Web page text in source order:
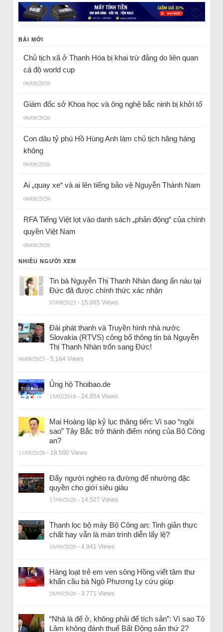
BÀI MỚI
Chủ tịch xã ở Thanh Hóa bị khai trừ đảng do liên quan
cá độ world cup
06/08/2026
Giám đốc sở Khoa học và ông nghệ bắc ninh bị khởi tố
06/08/2026
Con dâu tỷ phú Hồ Hùng Anh làm chủ tịch hãng hàng
không
06/08/2026
Ai „quay xe“ và ai lên tiếng bảo vệ Nguyễn Thành Nam
06/08/2026
RFA Tiếng Việt lọt vào danh sách „phản động“ của chính
quyền Việt Nam
06/08/2026
NHIỀU NGƯỜI XEM
Tin bà Nguyễn Thị Thanh Nhàn đang ẩn náu tại
Đức đã được chính thức xác nhận
07/08/2023 - 15.065 Views
Đài phát thanh và Truyền hình nhà nước
Slovakia (RTVS) công bố thông tin bà Nguyễn
Thị Thanh Nhàn trốn sang Đức!
06/08/2023 - 5.164 Views
Ủng hộ Thoibao.de
15/02/2018 - 24.054 Views
Mai Hoàng lập kỷ lục thăng tiến: Vì sao “ngôi
sao” Tây Bắc trở thành điểm nóng của Bộ Công
an?
11/05/2026 - 18.500 Views
Đẩy người nghèo ra đường để nhường đặc
quyền cho giới siêu giàu
17/06/2026 - 14.527 Views
Thanh lọc bộ máy Bộ Công an: Tinh giản thực
chất hay vẫn là màn trình diễn lấy lệ?
16/06/2026 - 4.941 Views
Hàng loạt trẻ em ven sông Hồng viết tâm thư
khẩn cầu bà Ngô Phương Ly cứu giúp
28/05/2026 - 3.771 Views
“Nhà là để ở, không phải để tích sản”: Vì sao Tô
Lâm không đánh thuế Bất Động sản thứ 2?